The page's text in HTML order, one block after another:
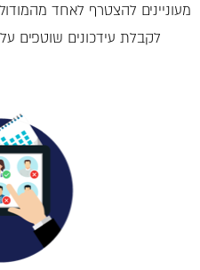
מעוניינים להצטרף לאחד
לקבלת עידכונים שוטפים